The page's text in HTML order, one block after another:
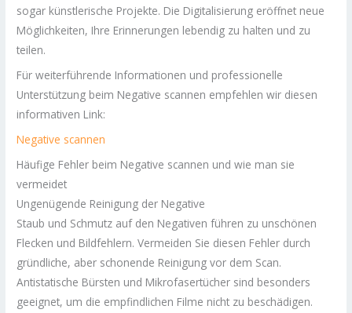
sogar künstlerische Projekte. Die Digitalisierung eröffnet neue
Möglichkeiten, Ihre Erinnerungen lebendig zu halten und zu
teilen.
Für weiterführende Informationen und professionelle
Unterstützung beim Negative scannen empfehlen wir diesen
informativen Link:
Negative scannen
Häufige Fehler beim Negative scannen und wie man sie
vermeidet
Ungenügende Reinigung der Negative
Staub und Schmutz auf den Negativen führen zu unschönen
Flecken und Bildfehlern. Vermeiden Sie diesen Fehler durch
gründliche, aber schonende Reinigung vor dem Scan.
Antistatische Bürsten und Mikrofasertücher sind besonders
geeignet, um die empfindlichen Filme nicht zu beschädigen.